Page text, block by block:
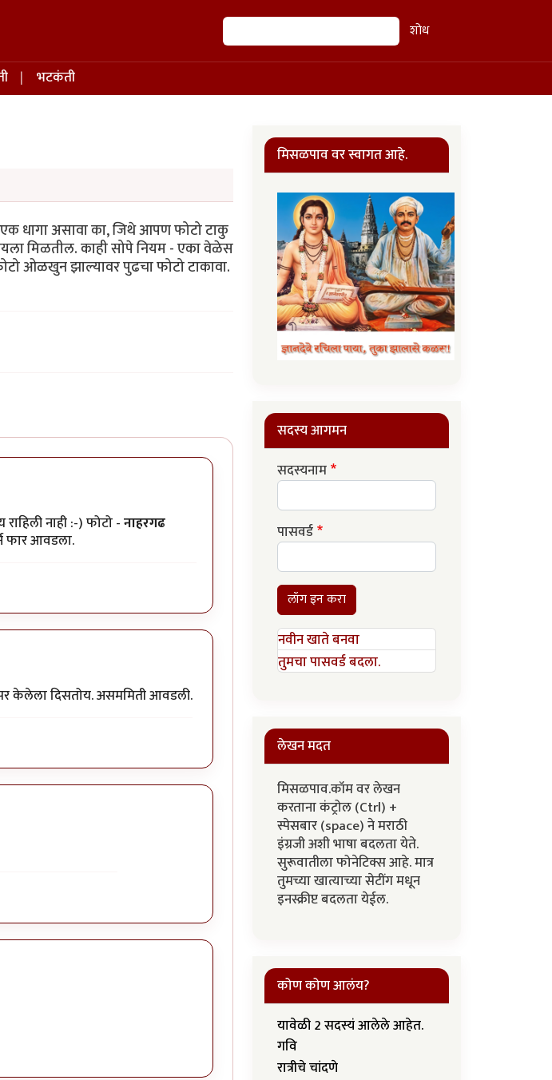
शोध शोध
भटकंती
धागा असावा का, जिथे आपण फोटो टाकु
मिळतील. काही सोपे नियम - एका वेळेस
ओळखुन झाल्यावर पुढचा फोटो टाकावा.
नाही :-) फोटो -नाहरगढ
फार आवडला.
केलेला दिसतोय. असममिती आवडली.
मिसळपाव वर स्वागत आहे.
सदस्य आगमन
सदस्यनाम
पासवर्ड
लॉग इन करा
नवीन खाते बनवा
तुमचा पासवर्ड बदला.
लेखन मदत
मिसळपाव.कॉम वर लेखन
करताना कंट्रोल (Ctrl) +
स्पेसबार (space) ने मराठी
इंग्रजी अशी भाषा बदलता येते.
सुरूवातीला फोनेटिक्स आहे. मात्र
तुमच्या खात्याच्या सेटींग मधून
इनस्क्रीप्ट बदलता येईल.
कोण कोण आलंय?
यावेळी 2 सदस्यं आलेले आहेत.
गवि
रात्रीचे चांदणे